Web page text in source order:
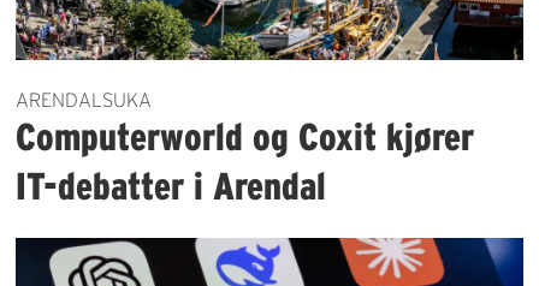
ARENDALSUKA
Computerworld og Coxit kjører
IT-debatter i Arendal